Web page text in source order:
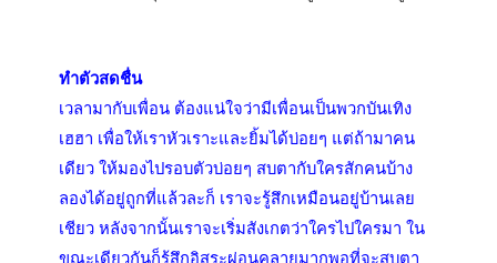
ทำตัวสดชื่น
เวลามากับเพื่อน ต้องแน่ใจว่ามีเพื่อนเป็นพวกบันเทิง
เฮฮา เพื่อให้เราหัวเราะและยิ้มได้บ่อยๆ แต่ถ้ามาคน
เดียว ให้มองไปรอบตัวบ่อยๆ สบตากับใครสักคนบ้าง
ลองได้อยู่ถูกที่แล้วละก็ เราจะรู้สึกเหมือนอยู่บ้านเลย
เชียว หลังจากนั้นเราจะเริ่มสังเกตว่าใครไปใครมา ใน
ขณะเดียวกันก็รู้สึกอิสระผ่อนคลายมากพอที่จะสบตา